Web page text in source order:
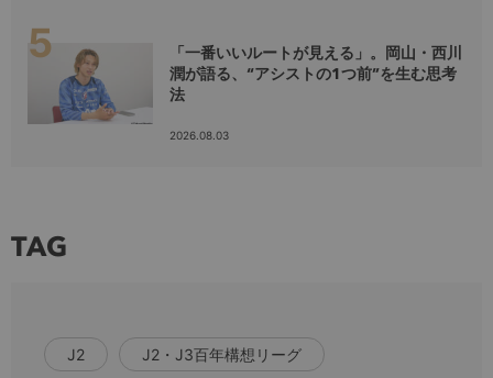
「一番いいルートが見える」。岡山・西川
潤が語る、“アシストの1つ前”を生む思考
法
2026.08.03
TAG
J2 J2・J3百年構想リーグ